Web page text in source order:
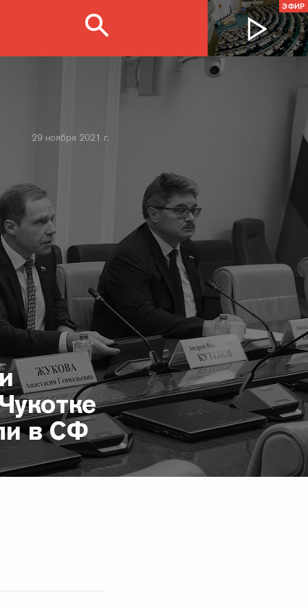
ЭФИР
в СФ
29 ноября 2021 г.